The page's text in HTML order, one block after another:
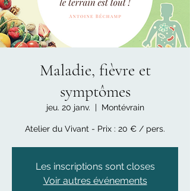
Maladie, fièvre et
symptômes
jeu. 20 janv.
  |
Montévrain
Atelier du Vivant - Prix : 20 € / pers.
Les inscriptions sont closes
Voir autres événements